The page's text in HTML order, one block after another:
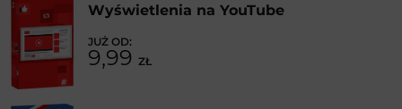
Wyświetlenia na YouTube
9,99 ZŁ